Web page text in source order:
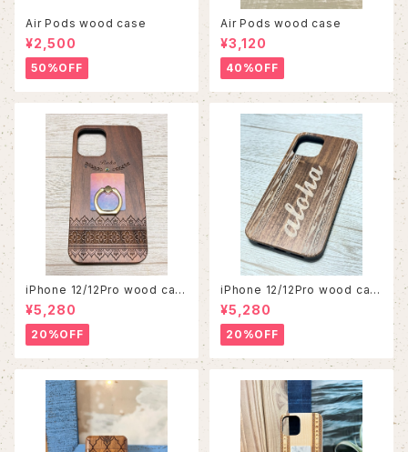
Air Pods wood case
¥2,500
50%OFF
Air Pods wood case
¥3,120
40%OFF
iPhone 12/12Pro wood cas
e
¥5,280
20%OFF
iPhone 12/12Pro wood cas
e
¥5,280
20%OFF